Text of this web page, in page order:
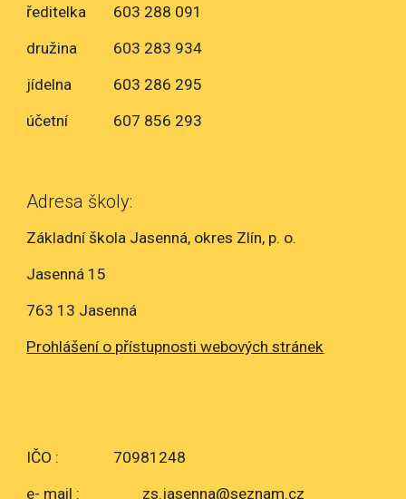
ředitelka
603 288 091
družina
603 283 934
jídelna
603 286 295
účetní
607 856 293
Adresa školy:
Základní škola Jasenná, okres Zlín, p. o.
Jasenná 15
763 13 Jasenná
Prohlášení o přístupnosti webových stránek
IČO :
70981248
e- mail :
zs.jasenna@seznam.cz